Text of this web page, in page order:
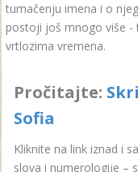
tumačenju imena i o
postoji još mnogo više -
vrtlozima vremena.
Pročitajte:
Sofia
Kliknite na link iznad i
slova i numerologije –